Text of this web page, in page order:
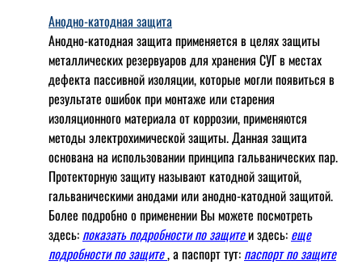
Анодно-катодная защита
Анодно-катодная защита применяется в целях защиты
металлических резервуаров для хранения СУГ в местах
дефекта пассивной изоляции, которые могли появиться в
результате ошибок при монтаже или старения
изоляционного материала от коррозии, применяются
методы электрохимической защиты. Данная защита
основана на использовании принципа гальванических пар.
Протекторную защиту называют катодной защитой,
гальваническими анодами или анодно-катодной защитой.
Более подробно о применении Вы можете посмотреть
здесь: показать подробности по защитеи здесь: еще
подробности по защите, а паспорт тут: паспорт по защите